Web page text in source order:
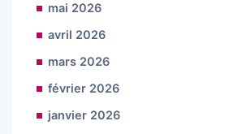
mai 2026
avril 2026
mars 2026
février 2026
janvier 2026